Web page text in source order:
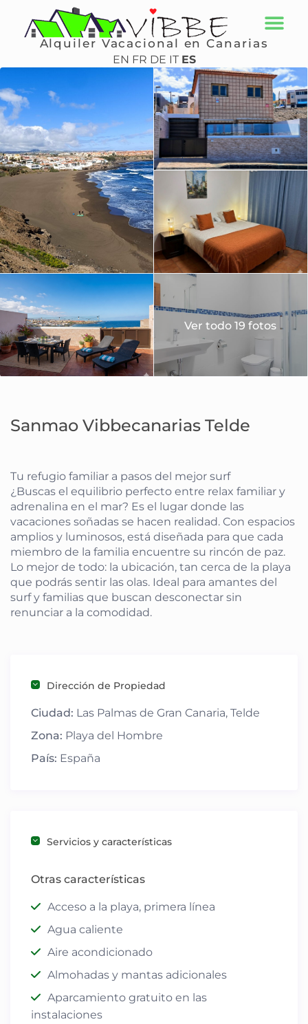
Alquiler Vacacional en Canarias
EN FR DE IT ES
Ver todo 19 fotos
Sanmao Vibbecanarias Telde
Tu refugio familiar a pasos del mejor surf
¿Buscas el equilibrio perfecto entre relax familiar y
adrenalina en el mar? Es el lugar donde las
vacaciones soñadas se hacen realidad. Con espacios
amplios y luminosos, está diseñada para que cada
miembro de la familia encuentre su rincón de paz.
Lo mejor de todo: la ubicación, tan cerca de la playa
que podrás sentir las olas. Ideal para amantes del
surf y familias que buscan desconectar sin
renunciar a la comodidad.
Dirección de Propiedad
Ciudad: Las Palmas de Gran Canaria,Telde
Zona: Playa del Hombre
País: España
Servicios y características
Otras características
Acceso a la playa, primera línea
Agua caliente
Aire acondicionado
Almohadas y mantas adicionales
Aparcamiento gratuito en las
instalaciones